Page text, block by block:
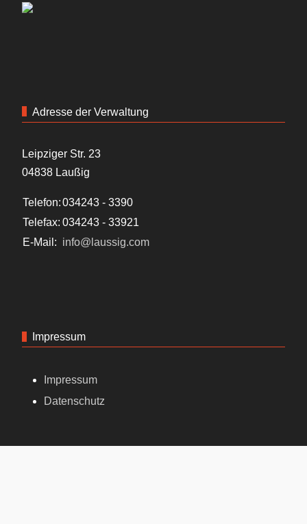
Adresse der Verwaltung
Leipziger Str. 23
04838 Laußig
Telefon:034243 - 3390
Telefax: 034243 - 33921
E-Mail: info@laussig.com
Impressum
Impressum
Datenschutz